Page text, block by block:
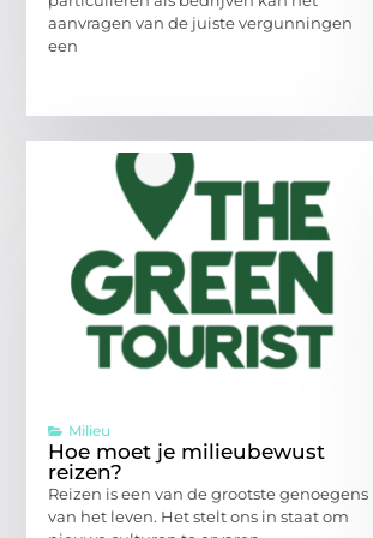
aanvragen van de juiste vergunningen
een
Milieu
Hoe moet je milieubewust
reizen?
Reizen is een van de grootste genoegens
van het leven. Het stelt ons in staat om